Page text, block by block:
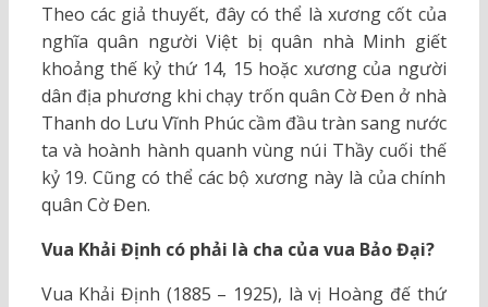
Theo các giả thuyết, đây có thể là xương cốt của
nghĩa quân người Việt bị quân nhà Minh giết
khoảng thế kỷ thứ 14, 15 hoặc xương của người
dân địa phương khi chạy trốn quân Cờ Đen ở nhà
Thanh do Lưu Vĩnh Phúc cầm đầu tràn sang nước
ta và hoành hành quanh vùng núi Thầy cuối thế
kỷ 19. Cũng có thể các bộ xương này là của chính
quân Cờ Đen.
Vua Khải Định có phải là cha của vua Bảo Đại?
Vua Khải Định (1885 – 1925), là vị Hoàng đế thứ